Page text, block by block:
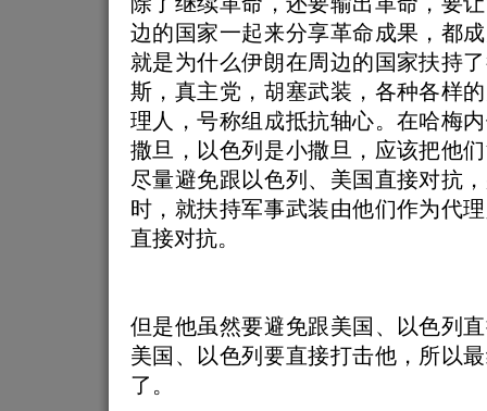
边的国家一起来分享革命成果，都
就是为什么伊朗在周边的国家扶持
斯，真主党，胡塞武装，各种各样
理人，号称组成抵抗轴心。在哈梅
撒旦，以色列是小撒旦，应该把他
尽量避免跟以色列、美国直接对抗
时，就扶持军事武装由他们作为代
直接对抗。
但是他虽然要避免跟美国、以色列
美国、以色列要直接打击他，所以
了。